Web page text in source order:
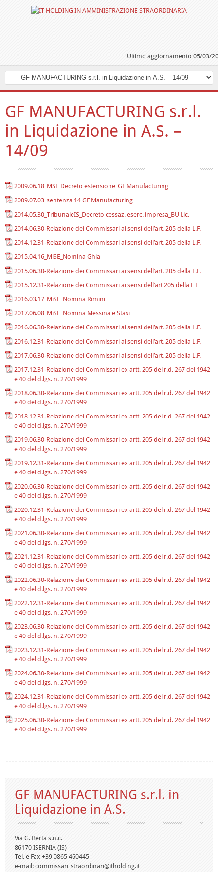
Ultimo aggiornamento 05/03/
GF MANUFACTURING s.r.l.
in Liquidazione in A.S. –
14/09
2009.06.18_MSE Decreto estensione_GF Manufacturing
2009.07.03_sentenza 14 GF Manufacturing
2014.05.30_TribunaleIS_Decreto cessaz. eserc. impresa_BU Lic.
2014.06.30-Relazione dei Commissari ai sensi dell’art. 205 della L.F.
2014.12.31-Relazione dei Commissari ai sensi dell’art. 205 della L.F.
2015.04.16_MiSE_Nomina Ghia
2015.06.30-Relazione dei Commissari ai sensi dell’art. 205 della L.F.
2015.12.31-Relazione dei Commissari ai sensi dell’art 205 della L F
2016.03.17_MiSE_Nomina Rimini
2017.06.08_MiSE_Nomina Messina e Stasi
2016.06.30-Relazione dei Commissari ai sensi dell’art. 205 della L.F.
2016.12.31-Relazione dei Commissari ai sensi dell’art. 205 della L.F.
2017.06.30-Relazione dei Commissari ai sensi dell’art. 205 della L.F.
2017.12.31-Relazione dei Commissari ex artt. 205 del r.d. 267 del 1942
e 40 del d.lgs. n. 270/1999
2018.06.30-Relazione dei Commissari ex artt. 205 del r.d. 267 del 1942
e 40 del d.lgs. n. 270/1999
2018.12.31-Relazione dei Commissari ex artt. 205 del r.d. 267 del 1942
e 40 del d.lgs. n. 270/1999
2019.06.30-Relazione dei Commissari ex artt. 205 del r.d. 267 del 1942
e 40 del d.lgs. n. 270/1999
2019.12.31-Relazione dei Commissari ex artt. 205 del r.d. 267 del 1942
e 40 del d.lgs. n. 270/1999
2020.06.30-Relazione dei Commissari ex artt. 205 del r.d. 267 del 1942
e 40 del d.lgs. n. 270/1999
2020.12.31-Relazione dei Commissari ex artt. 205 del r.d. 267 del 1942
e 40 del d.lgs. n. 270/1999
2021.06.30-Relazione dei Commissari ex artt. 205 del r.d. 267 del 1942
e 40 del d.lgs. n. 270/1999
2021.12.31-Relazione dei Commissari ex artt. 205 del r.d. 267 del 1942
e 40 del d.lgs. n. 270/1999
2022.06.30-Relazione dei Commissari ex artt. 205 del r.d. 267 del 1942
e 40 del d.lgs. n. 270/1999
2022.12.31-Relazione dei Commissari ex artt. 205 del r.d. 267 del 1942
e 40 del d.lgs. n. 270/1999
2023.06.30-Relazione dei Commissari ex artt. 205 del r.d. 267 del 1942
e 40 del d.lgs. n. 270/1999
2023.12.31-Relazione dei Commissari ex artt. 205 del r.d. 267 del 1942
e 40 del d.lgs. n. 270/1999
2024.06.30-Relazione dei Commissari ex artt. 205 del r.d. 267 del 1942
e 40 del d.lgs. n. 270/1999
2024.12.31-Relazione dei Commissari ex artt. 205 del r.d. 267 del 1942
e 40 del d.lgs. n. 270/1999
2025.06.30-Relazione dei Commissari ex artt. 205 del r.d. 267 del 1942
e 40 del d.lgs. n. 270/1999
GF MANUFACTURING s.r.l. in
Liquidazione in A.S.
Via G. Berta s.n.c.
86170 ISERNIA (IS)
Tel. e Fax +39 0865 460445
e-mail: commissari_straordinari@itholding.it